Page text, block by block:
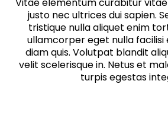
justo nec ultrices dui sapien.
tristique nulla aliquet enim
ullamcorper eget nulla facilisi
diam quis. Volutpat blandit
velit scelerisque in. Netus et
turpis egestas